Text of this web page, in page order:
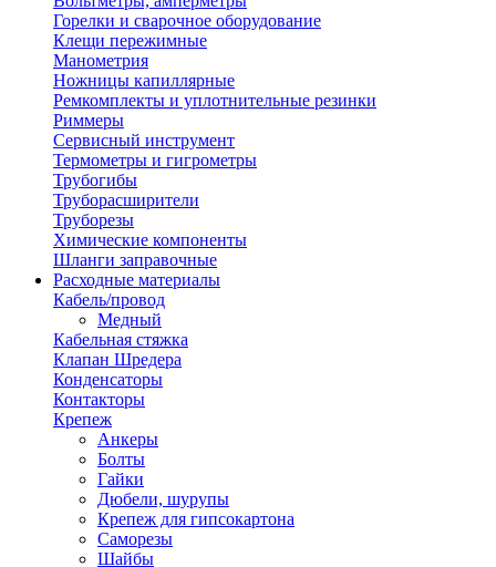
Горелки и сварочное оборудование
Клещи пережимные
Манометрия
Ножницы капиллярные
Ремкомплекты и уплотнительные резинки
Риммеры
Сервисный инструмент
Термометры и гигрометры
Трубогибы
Труборасширители
Труборезы
Химические компоненты
Шланги заправочные
Расходные материалы
Кабель/провод
Медный
Кабельная стяжка
Клапан Шредера
Конденсаторы
Контакторы
Крепеж
Анкеры
Болты
Гайки
Дюбели, шурупы
Крепеж для гипсокартона
Саморезы
Шайбы